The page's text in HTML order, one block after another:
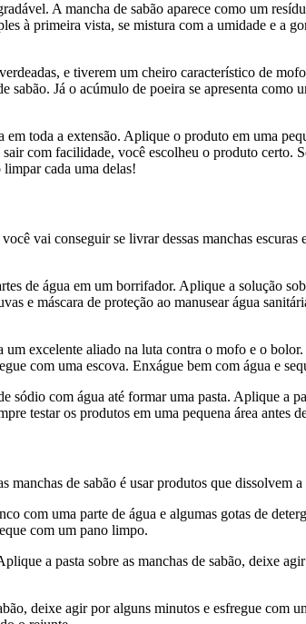
A mancha de sabão aparece como um
à primeira vista, se mistura com a umidade e a
e tiverem um cheiro característico de
Já o acúmulo de poeira se apresenta como
toda a extensão. Aplique o produto em uma
com facilidade, você escolheu o produto certo.
cada uma delas!
vai conseguir se livrar dessas manchas escuras
de água em um borrifador. Aplique a solução
e máscara de proteção ao manusear água
excelente aliado na luta contra o mofo e o
com uma escova. Enxágue bem com água e
com água até formar uma pasta. Aplique a
testar os produtos em uma pequena área antes
de sabão é usar produtos que dissolvem
com uma parte de água e algumas gotas de
com um pano limpo.
a pasta sobre as manchas de sabão, deixe
deixe agir por alguns minutos e esfregue com